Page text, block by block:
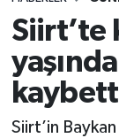
Siirt’te
Siirt’in
EKONOMİ
SPOR
İLÇELER
Siirt
Süper Lig
Tüm